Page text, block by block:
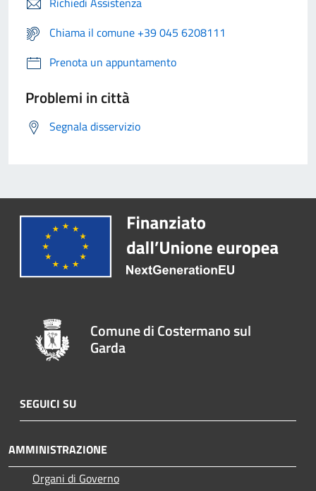
Chiama il comune +39 045 6208111
Prenota un appuntamento
Problemi in città
Segnala disservizio
Comune di Costermano sul
Garda
SEGUICI SU
AMMINISTRAZIONE
Organi di Governo